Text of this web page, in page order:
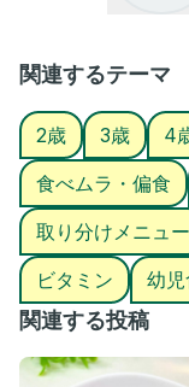
①さつまいもは一口
②さつまいもと一口大
み
③最後に片栗粉をま
④フライパンに油を
⑤火が通り、少し焦げ
ャップ、砂糖を合わ
⑥全体に混ざったら完
さつまいもの抗酸化
関連するテーマ
2歳 3歳 4
食べムラ・偏食
取り分けメニュー
ビタミン
幼児
関連する投稿